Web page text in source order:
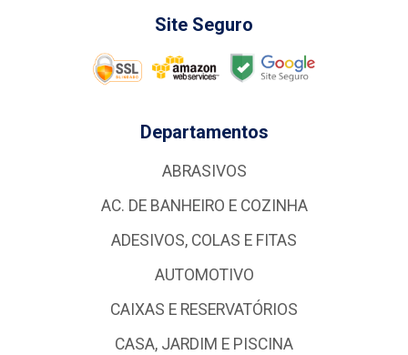
Site Seguro
Departamentos
ABRASIVOS
AC. DE BANHEIRO E COZINHA
ADESIVOS, COLAS E FITAS
AUTOMOTIVO
CAIXAS E RESERVATÓRIOS
CASA, JARDIM E PISCINA